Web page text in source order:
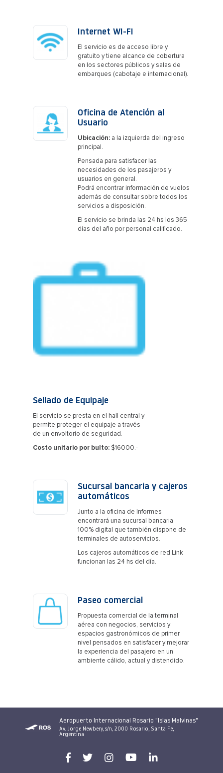
Internet WI-FI
El servicio es de acceso libre y
gratuito y tiene alcance de cobertura
en los sectores públicos y salas de
embarques (cabotaje e internacional).
Oficina de Atención al
Usuario
Ubicación: a la izquierda del ingreso
principal.
Pensada para satisfacer las
necesidades de los pasajeros y
usuarios en general.
Podrá encontrar información de vuelos
además de consultar sobre todos los
servicios a disposición.
El servicio se brinda las 24 hs los 365
días del año por personal calificado.
Sellado de Equipaje
El servicio se presta en el hall central y
permite proteger el equipaje a través
de un envoltorio de seguridad.
Costo unitario por bulto:$16000.-
Sucursal bancaria y cajeros
automáticos
Junto a la oficina de Informes
encontrará una sucursal bancaria
100% digital que también dispone de
terminales de autoservicios.
Los cajeros automáticos de red Link
funcionan las 24 hs del día.
Paseo comercial
Propuesta comercial de la terminal
aérea con negocios, servicios y
espacios gastronómicos de primer
nivel pensados en satisfacer y mejorar
la experiencia del pasajero en un
ambiente cálido, actual y distendido.
Aeropuerto Internacional Rosario "Islas Malvinas"
Av. Jorge Newbery, s/n, 2000 Rosario, Santa Fe,
Argentina